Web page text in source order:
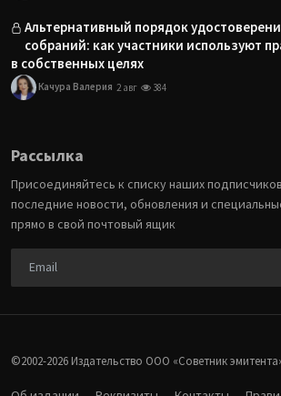
Альтернативный порядок
собраний: как участники используют
в собственных целях
Качура Валерия 2 авг 384
Рассылка
Присоединяйтесь к списку наших
последние новости, обновления и
прямо в свой почтовый ящик
©2002-2026 Издательство ООО «‎Советник